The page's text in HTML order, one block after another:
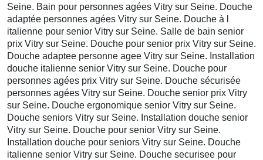
Seine. Bain pour personnes agées Vitry sur Seine. Douche
adaptée personnes agées Vitry sur Seine. Douche à l
italienne pour senior Vitry sur Seine. Salle de bain senior
prix Vitry sur Seine. Douche pour senior prix Vitry sur Seine.
Douche adaptee personne agee Vitry sur Seine. Installation
douche italienne senior Vitry sur Seine. Douche pour
personnes agées prix Vitry sur Seine. Douche sécurisée
personnes agées Vitry sur Seine. Douche senior prix Vitry
sur Seine. Douche ergonomique senior Vitry sur Seine.
Douche seniors Vitry sur Seine. Installation douche senior
Vitry sur Seine. Douche pour senior Vitry sur Seine.
Installation douche pour seniors Vitry sur Seine. Douche
italienne senior Vitry sur Seine. Douche securisee pour